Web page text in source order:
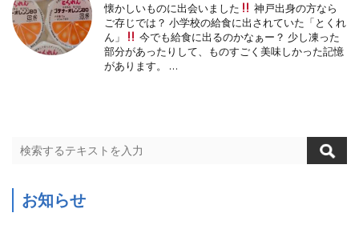
懐かしいものに出会いました
神戸出身の方なら
ご存じでは？ 小学校の給食に出されていた「とくれ
ん」
今でも給食に出るのかなぁー？ 少し凍った
部分があったりして、ものすごく美味しかった記憶
があります。 …
お知らせ